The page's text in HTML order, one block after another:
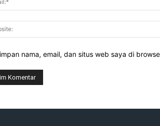
nama, email, dan situs web saya di